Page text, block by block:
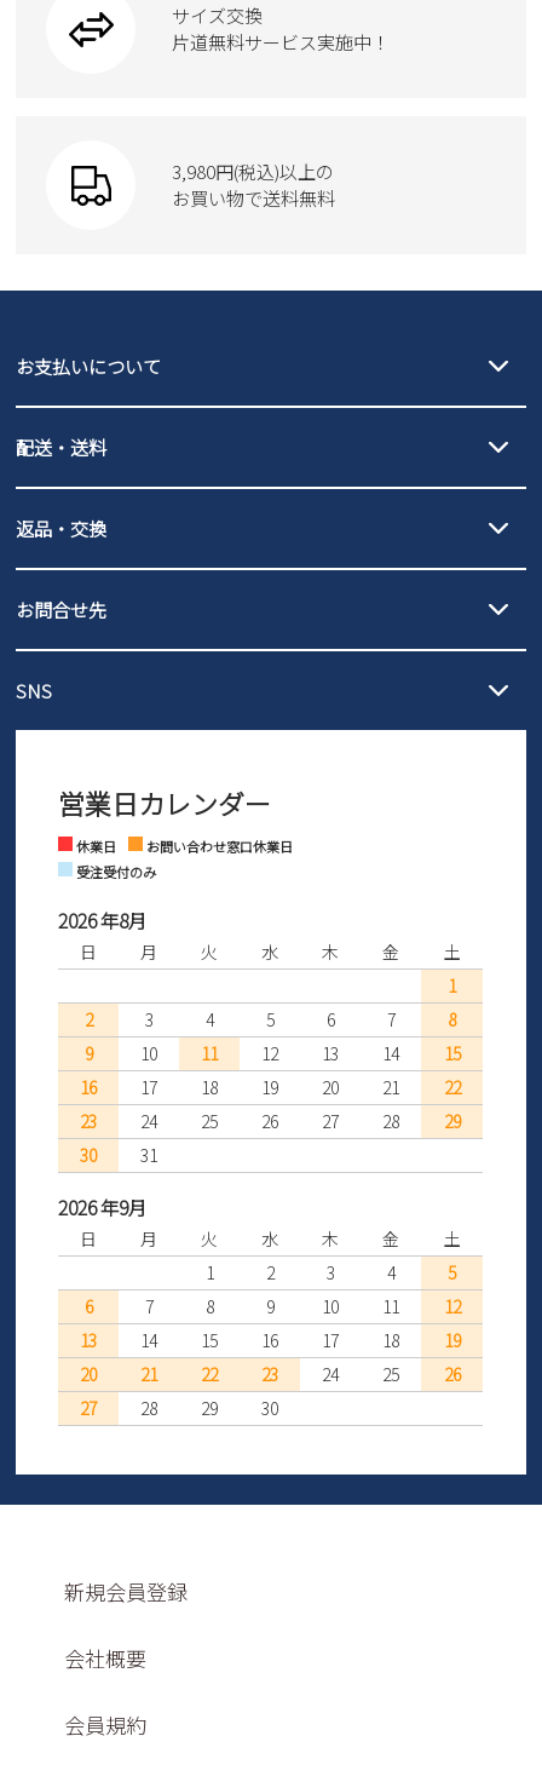
ウェア
moz
ブーツ
Parade
GAP
new balance
瞬足
トートバッグサイズ交換
片道無料サービス実施中！
3,980円(税込)以上の
お買い物で送料無料
お支払いについて
PayPay（オンライン決済）、代金引換のご利用が可能です。
配送・送料
北海道・本州・四国・九州…550円
3,980円（税込）以上お買い上げで送料無料
ご利用ください。
全国一律…220円（税込）
発送日・送料詳細についてはご利用ガイドを
ご利用ください。
返品・交換
の片道無料サービスを実施中！
ントとしても安心してご利用いただけるよう、サイズ交換の受付期
さい。
お問合せ先
営業時間：11時～17時
※土日祝はお問い合わせ窓口休業日となります。
SNS
Facebook Instagram
営業日カレンダー
休業日
お問い合わせ窓口休業日
受注受付のみ
2026 年8月
日 月 火 水 木 金
土
1
2
3 4 5 6 7
8
9
10 11 12 13 14
15
16
17 18 19 20 21
22
23
24 25 26 27 28
29
30
31
2026 年9月
日 月 火 水 木 金
土
1
2 3 4
5
6
7 8 9 10 11
12
13
14 15 16 17 18
19
20
21 22 23 24 25
26
27
28 29 30
新規会員登録
会社概要
会員規約